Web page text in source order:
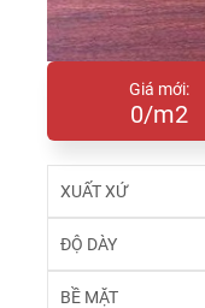
Giá mới:
0/m2
XUẤT XỨ
ĐỘ DÀY
BỀ MẶT